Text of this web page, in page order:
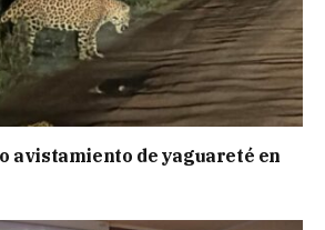
avistamiento de yaguareté en